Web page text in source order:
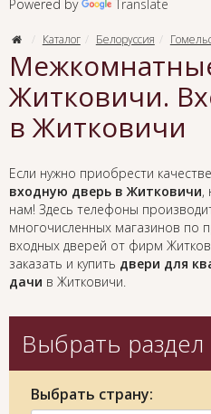
Powered by Translate
Каталог Белоруссия
Житковичи.
в Житковичи
Если нужно приобрести
входную дверь в Житковичи,
нам! Здесь телефоны
многочисленных магазинов по
входных дверей от фирм
заказать и купить двери для
дачи в Житковичи.
Выбрать раздел
Выбрать страну: